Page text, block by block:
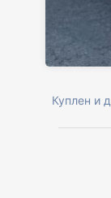
Куплен и